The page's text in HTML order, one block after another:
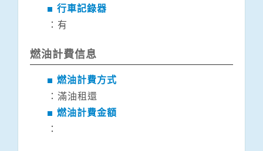
行車記錄器
：有
燃油計費信息
燃油計費方式
：滿油租還
燃油計費金額
：